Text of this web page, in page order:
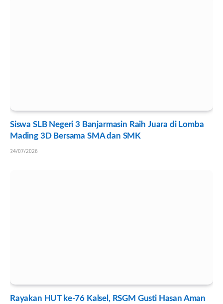
Siswa SLB Negeri 3 Banjarmasin Raih Juara di Lomba
Mading 3D Bersama SMA dan SMK
24/07/2026
Rayakan HUT ke-76 Kalsel, RSGM Gusti Hasan Aman